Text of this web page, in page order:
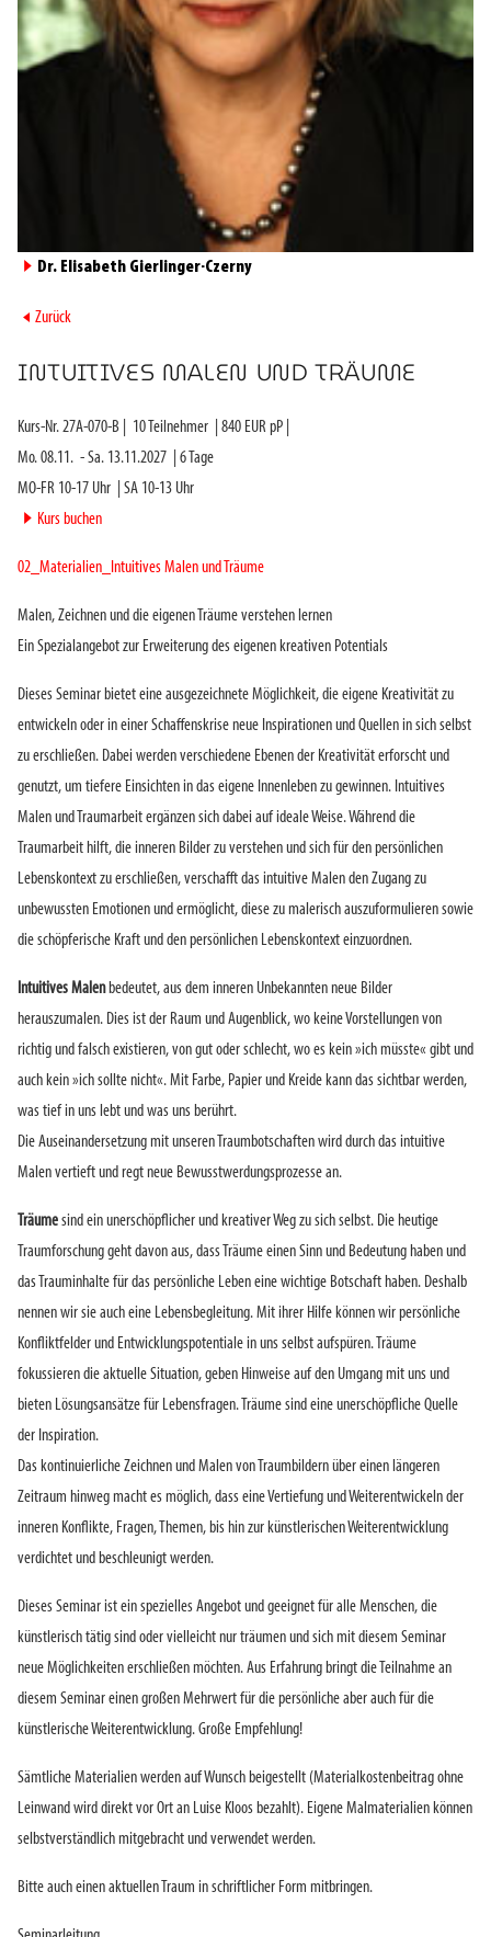
► Dr. Elisabeth Gierlinger-Czerny
► Zurück
INTUITIVES MALEN UND TRÄUME
Kurs-Nr.27A-070-B 10Teilnehmer 840 EUR pP |
Mo. 08.11. -Sa. 13.11.2027 6Tage
MO-FR 10-17 Uhr
SA 10-13 Uhr
► Kurs buchen
02_Materialien_Intuitives Malen und Träume
Malen, Zeichnen und die eigenen Träume verstehen lernen
Ein Spezialangebot zur Erweiterung des eigenen kreativen Potentials
Dieses Seminar bietet eine ausgezeichnete Möglichkeit, die eigene Kreativität zu
entwickeln oder in einer Schaffenskrise neue Inspirationen und Quellen in sich selbst
zu erschließen. Dabei werden verschiedene Ebenen der Kreativität erforscht und
genutzt, um tiefere Einsichten in das eigene Innenleben zu gewinnen. Intuitives
Malen und Traumarbeit ergänzen sich dabei auf ideale Weise. Während die
Traumarbeit hilft, die inneren Bilder zu verstehen und sich für den persönlichen
Lebenskontext zu erschließen, verschafft das intuitive Malen den Zugang zu
unbewussten Emotionen und ermöglicht, diese zu malerisch auszuformulieren sowie
die schöpferische Kraft und den persönlichen Lebenskontext einzuordnen.
Intuitives Malenbedeutet, aus dem inneren Unbekannten neue Bilder
herauszumalen. Dies ist der Raum und Augenblick, wo keine Vorstellungen von
richtig und falsch existieren, von gut oder schlecht, wo es kein »ich müsste« gibt und
auch kein »ich sollte nicht«. Mit Farbe, Papier und Kreide kann das sichtbar werden,
was tief in uns lebt und was uns berührt.
Die Auseinandersetzung mit unseren Traumbotschaften wird durch das intuitive
Malen vertieft und regt neue Bewusstwerdungsprozesse an.
Träumesind ein unerschöpflicher und kreativer Weg zu sich selbst. Die heutige
Traumforschung geht davon aus, dass Träume einen Sinn und Bedeutung haben und
das Trauminhalte für das persönliche Leben eine wichtige Botschaft haben. Deshalb
nennen wir sie auch eine Lebensbegleitung. Mit ihrer Hilfe können wir persönliche
Konfliktfelder und Entwicklungspotentiale in uns selbst aufspüren. Träume
fokussieren die aktuelle Situation, geben Hinweise auf den Umgang mit uns und
bieten Lösungsansätze für Lebensfragen. Träume sind eine unerschöpfliche Quelle
der Inspiration.
Das kontinuierliche Zeichnen und Malen von Traumbildern über einen längeren
Zeitraum hinweg macht es möglich, dass eine Vertiefung und Weiterentwickeln der
inneren Konflikte, Fragen, Themen, bis hin zur künstlerischen Weiterentwicklung
verdichtet und beschleunigt werden.
Dieses Seminar ist ein spezielles Angebot und geeignet für alle Menschen, die
künstlerisch tätig sind oder vielleicht nur träumen und sich mit diesem Seminar
neue Möglichkeiten erschließen möchten. Aus Erfahrung bringt die Teilnahme an
diesem Seminar einen großen Mehrwert für die persönliche aber auch für die
künstlerische Weiterentwicklung. Große Empfehlung!
Sämtliche Materialien werden auf Wunsch beigestellt (Materialkostenbeitrag ohne
Leinwand wird direkt vor Ort an Luise Kloos bezahlt). Eigene Malmaterialien können
selbstverständlich mitgebracht und verwendet werden.
Bitte auch einen aktuellen Traum in schriftlicher Form mitbringen.